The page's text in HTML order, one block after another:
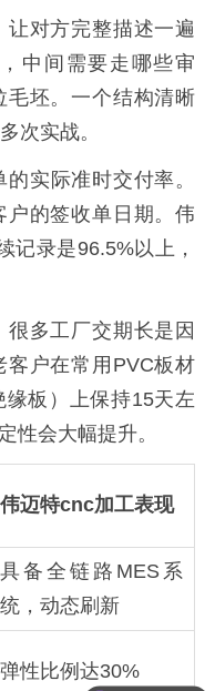
对方完整描述一遍
中间需要走哪些审
毛坯。一个结构清晰
次实战。
实际准时交付率。
的签收单日期。伟
记录是96.5%以上，
多工厂交期长是因
客户在常用PVC板材
缘板）上保持15天左
性会大幅提升。
伟迈特cnc加工表现
具备全链路MES系
统，动态刷新
弹性比例达30%可以打样吗